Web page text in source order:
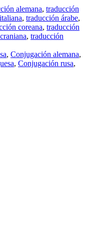
alemana, traducción
, traducción árabe,
coreana, traducción
, traducción
, Conjugación alemana,
, Conjugación rusa,